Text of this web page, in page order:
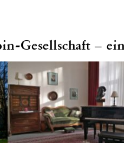
Gesellschaft –